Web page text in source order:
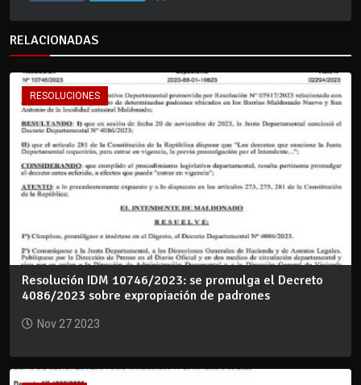
RELACIONADAS
RESOLUCIONES
Resolución IDM 10746/2023: se promulga el Decreto
4086/2023 sobre expropiación de padrones
Nov 27 2023